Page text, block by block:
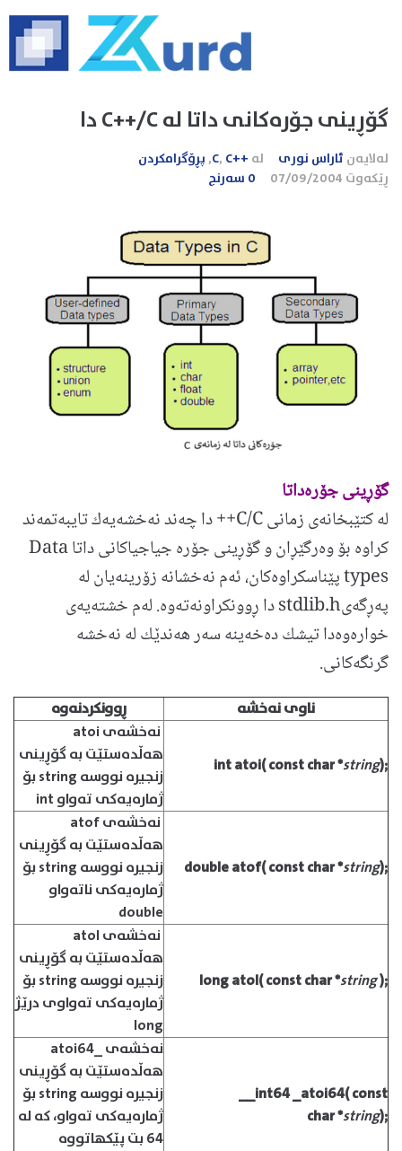
گۆڕینی جۆرەکانی داتا لە C++/C دا
لەلایەن ئاراس نوری لە ++C
, C
,پڕۆگرامکردن
ڕێکەوت 07/09/2004 0 سەرنج
گۆڕینی جۆره‌داتا
له كتێبخانه‌ی زمانی C/C++ دا چه‌ند نه‌خشه‌یه‌ك تایبه‌تمه‌ند
كراوه بۆ وه‌رگێڕان و گۆڕینی جۆره‌ جیاجیاكانی داتا Data
types پێناسكراوه‌كان، ئه‌م نه‌خشانه زۆرینه‌یان له‌
په‌ڕگه‌یstdlib.h دا ڕوونكراونه‌ته‌وه. له‌م خشته‌یه‌ی
خواره‌وه‌دا تیشك ده‌خه‌ینه‌ سه‌ر هه‌ندێك له نه‌خشه‌
گرنگه‌كانی.
ناوی نه‌خشه‌ ڕوونكردنه‌وه‌
intatoi(constchar*string);
نه‌خشه‌ی atoi
هه‌ڵده‌ستێت به گۆڕینی
زنجیره نووسه string بۆ
ژماره‌یه‌كی ته‌واو int
doubleatof(constchar*string);
نه‌خشه‌ی atof
هه‌ڵده‌ستێت به گۆڕینی
زنجیره نووسه string بۆ
ژماره‌یه‌كی ناته‌واو
double
longatol(constchar*string);
نه‌خشه‌ی atol
هه‌ڵده‌ستێت به گۆڕینی
زنجیره نووسه string بۆ
ژماره‌یه‌كی ته‌واوی درێژ
long
__int64 _atoi64(const
char*string);
نه‌خشه‌ی _atoi64
هه‌ڵده‌ستێت به گۆڕینی
زنجیره نووسه string بۆ
ژماره‌یه‌كی ته‌واو، كه له
64 بت پێكهاتووه